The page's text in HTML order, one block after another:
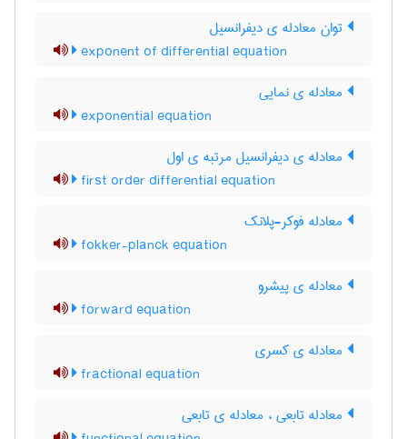
توان معادله ی دیفرانسیل
exponent of differential equation
معادله ی نمایی
exponential equation
معادله ی دیفرانسیل مرتبه ی اول
first order differential equation
معادله فوکر-پلانک
fokker-planck equation
معادله ی پیشرو
forward equation
معادله ی کسری
fractional equation
معادله تابعی ، معادله ی تابعی